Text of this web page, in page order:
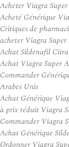
Acheter Viagra
Acheté Générique
Critiques de
acheter Viagra
Achat Sildenafil
Achat Viagra Super
Commander
Arabes Unis
Achat Générique
à prix réduit Viagra
Commander Viagra
Achat Générique